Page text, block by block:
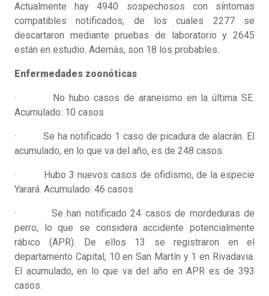
Actualmente hay 4940 sospechosos con síntomas
compatibles notificados, de los cuales 2277 se
descartaron mediante pruebas de laboratorio y 2645
están en estudio. Además, son 18 los probables.
Enfermedades zoonóticas
· No hubo casos de araneismo en la última SE.
Acumulado: 10 casos
· Se ha notificado 1 caso de picadura de alacrán. El
acumulado, en lo que va del año, es de 248 casos.
· Hubo 3 nuevos casos de ofidismo, de la especie
Yarará. Acumulado: 46 casos
· Se han notificado 24 casos de mordeduras de
perro, lo que se considera accidente potencialmente
rábico (APR). De ellos 13 se registraron en el
departamento Capital, 10 en San Martín y 1 en Rivadavia.
El acumulado, en lo que va del año en APR es de 393
casos.